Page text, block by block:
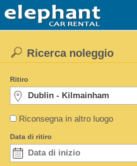
Riconsegna in altro luogo
Ricerca noleggio
Ritiro
Data di ritiro